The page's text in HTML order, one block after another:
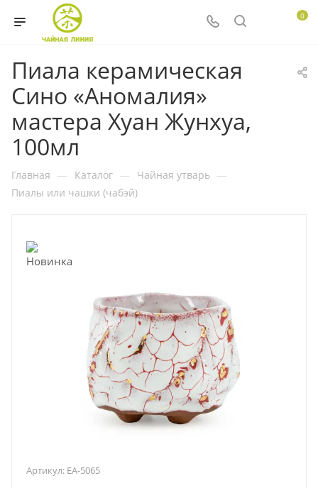
0
Пиала керамическая
Сино «Аномалия»
мастера Хуан Жунхуа,
100мл
Главная — Каталог — Чайная утварь —
Пиалы или чашки (чабэй)
Артикул: EA-5065